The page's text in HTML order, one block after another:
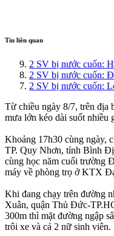
Tin liên quan
2 SV bị nước cuốn:
2 SV bị nước cuốn:
2 SV bị nước cuốn:
Từ chiều ngày 8/7, trên địa
mưa lớn kéo dài suốt nhiều
Khoảng 17h30 cùng ngày,
TP. Quy Nhơn, tỉnh Bình
cùng học năm cuối trường
máy về phòng trọ ở KTX
Khi đang chạy trên đường
Xuân, quận Thủ Đức-
300m thì mặt đường ngập
trôi xe và cả 2 nữ sinh viên.